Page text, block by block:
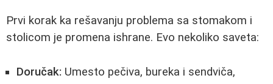
Prvi korak ka rešavanju problema sa stomakom i
stolicom je promena ishrane. Evo nekoliko saveta:
Doručak: Umesto pečiva, bureka i sendviča,